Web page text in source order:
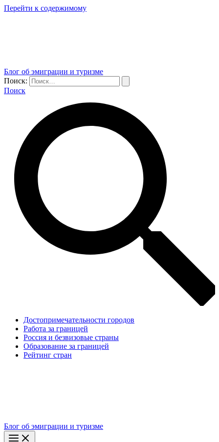
Перейти к содержимому
Блог об эмиграции и туризме
Поиск:
Поиск
Достопримечательности городов
Работа за границей
Россия и безвизовые страны
Образование за границей
Рейтинг стран
Блог об эмиграции и туризме